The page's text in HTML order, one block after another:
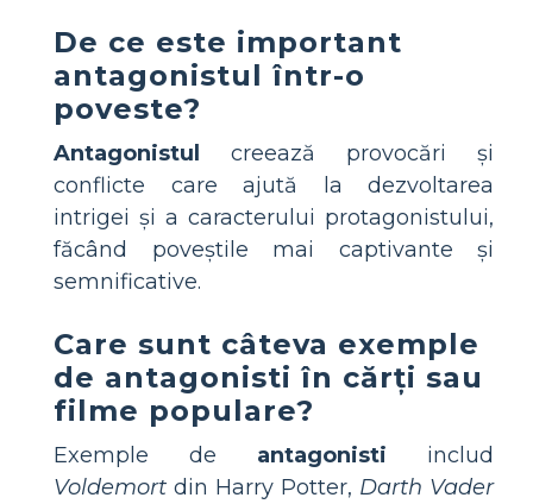
De ce este important
antagonistul într-o
poveste?
Antagonistul
creează provocări și
conflicte care ajută la dezvoltarea
intrigei și a caracterului protagonistului,
făcând poveștile mai captivante și
semnificative.
Care sunt câteva exemple
de antagonisti în cărți sau
filme populare?
Exemple de antagonisti includ
Voldemort din Harry Potter, Darth Vader